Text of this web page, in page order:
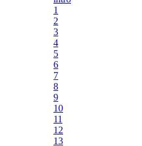
1
2
3
4
5
6
7
8
9
10
11
12
13